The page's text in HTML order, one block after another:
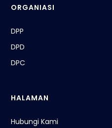
ORGANIASI
DPP
DPD
DPC
HALAMAN
Hubungi Kami